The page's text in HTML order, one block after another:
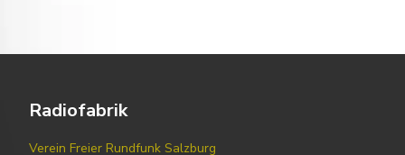
Radiofabrik
Verein Freier Rundfunk Salzburg